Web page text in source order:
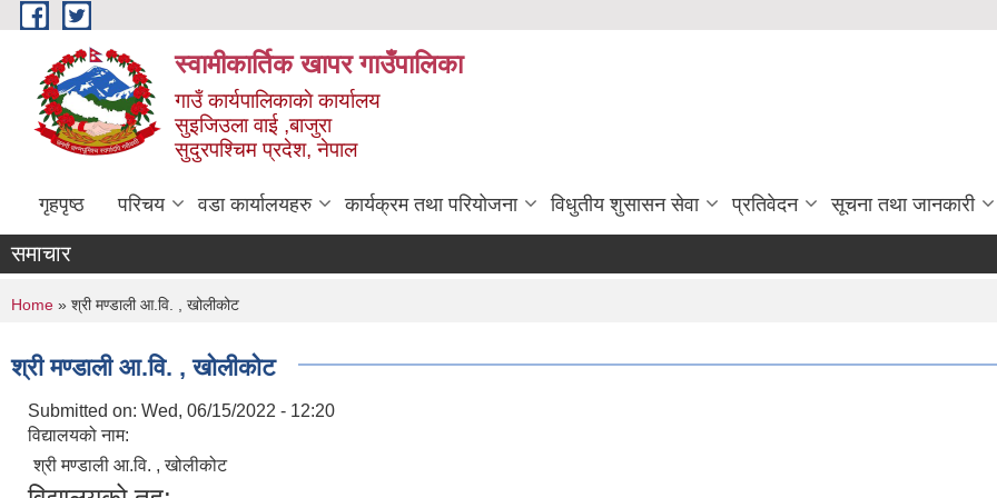
Skip to main content
स्वामीकार्तिक खापर गाउँपालिका
गाउँ कार्यपालिकाकाे कार्यालय
सुइजिउला वाई ,बाजुरा
सुदुरपश्चिम प्रदेश, नेपाल
गृहपृष्ठ परिचय वडा कार्यालयहरु कार्यक्रम तथा परियोजना विधुतीय शुसासन सेवा प्रतिवेदन सूचना तथा जानकारी
समाचार
You are here
Home » श्री मण्डाली आ.वि. , खोलीकोट
श्री मण्डाली आ.वि. , खोलीकोट
Submitted on: Wed, 06/15/2022 - 12:20
विद्यालयको नाम:
श्री मण्डाली आ.वि. , खोलीकोट